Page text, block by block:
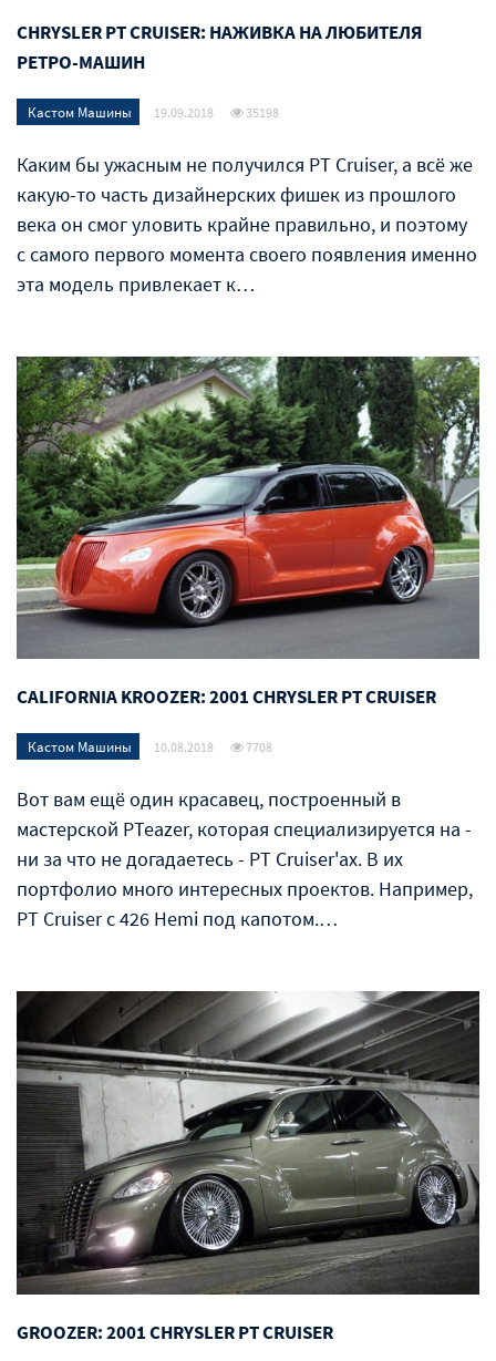
CHRYSLER PT CRUISER: НАЖИВКА НА ЛЮБИТЕЛЯ
РЕТРО-МАШИН
Кастом Машины 19.09.2018 35198
Каким бы ужасным не получился PT Cruiser, а всё же
какую-то часть дизайнерских фишек из прошлого
века он смог уловить крайне правильно, и поэтому
с самого первого момента своего появления именно
эта модель привлекает к…
CALIFORNIA KROOZER: 2001 CHRYSLER PT CRUISER
Кастом Машины 10.08.2018 7708
Вот вам ещё один красавец, построенный в
мастерской PTeazer, которая специализируется на -
ни за что не догадаетесь - PT Cruiser'ах. В их
портфолио много интересных проектов. Например,
PT Cruiser с 426 Hemi под капотом.…
GROOZER: 2001 CHRYSLER PT CRUISER